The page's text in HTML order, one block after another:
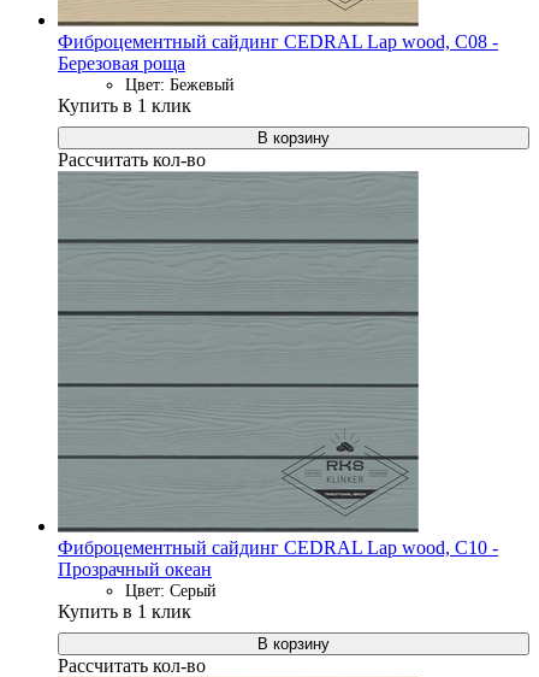
Фиброцементный сайдинг CEDRAL Lap wood, C08 -
Березовая роща
Цвет: Бежевый
Купить в 1 клик
В корзину
Рассчитать кол-во
Фиброцементный сайдинг CEDRAL Lap wood, C10 -
Прозрачный океан
Цвет: Серый
Купить в 1 клик
В корзину
Рассчитать кол-во